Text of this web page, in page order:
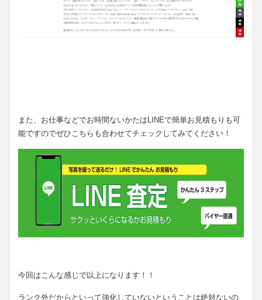
また、お仕事などでお時間ないかたはLINEで簡単お見積もりも可
能ですのでぜひこちらも合わせてチェックしてみてください！
今回はこんな感じで以上になります！！
ランク外だからといって強化していないということは絶対ないの